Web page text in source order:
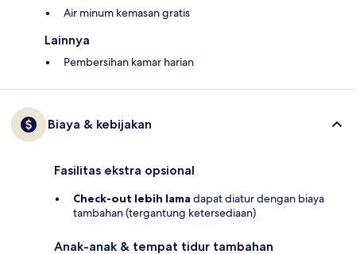
Air minum kemasan gratis
Lainnya
Pembersihan kamar harian
Biaya & kebijakan
Fasilitas ekstra opsional
Check-out lebih lama dapat diatur dengan biaya
tambahan (tergantung ketersediaan)
Anak-anak & tempat tidur tambahan